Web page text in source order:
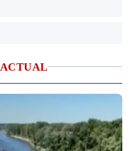
ACTUAL